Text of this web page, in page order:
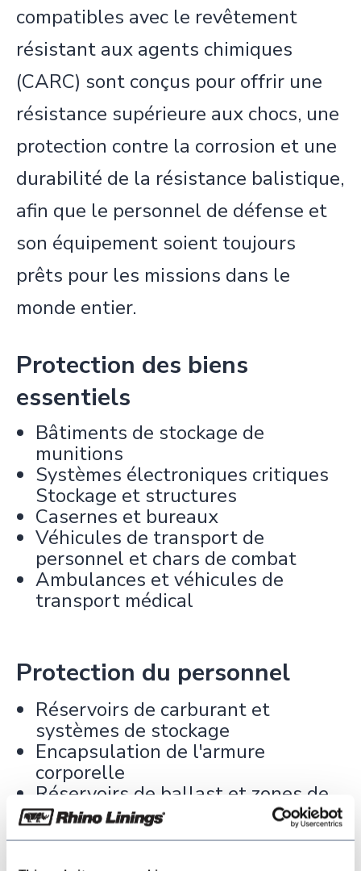
compatibles avec le revêtement
résistant aux agents chimiques
(CARC) sont conçus pour offrir une
résistance supérieure aux chocs, une
protection contre la corrosion et une
durabilité de la résistance balistique,
afin que le personnel de défense et
son équipement soient toujours
prêts pour les missions dans le
monde entier.
Protection des biens
essentiels
Bâtiments de stockage de
munitions
Systèmes électroniques critiques
Stockage et structures
Casernes et bureaux
Véhicules de transport de
personnel et chars de combat
Ambulances et véhicules de
transport médical
Protection du personnel
Réservoirs de carburant et
systèmes de stockage
Encapsulation de l'armure
corporelle
Réservoirs de ballast et zones de
cargaison des navires
Rampes et passerelles à fort trafic